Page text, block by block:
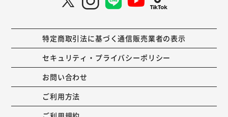
特定商取引法に基づく通信販売業者の表示
セキュリティ・プライバシーポリシー
お問い合わせ
ご利用方法